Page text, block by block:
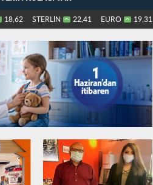
18,62 STERLİN 22,41 EURO 19,31